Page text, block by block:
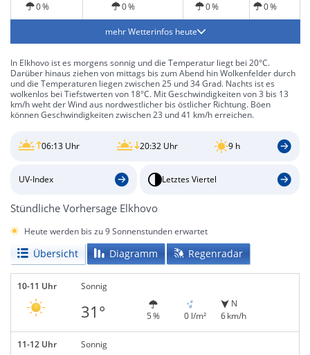
0 % 0 % 0 % 0 %
mehr Wetterinfos heute
In Elkhovo ist es morgens sonnig und die Temperatur liegt bei 20°C.
Darüber hinaus ziehen von mittags bis zum Abend hin Wolkenfelder durch
und die Temperaturen liegen zwischen 25 und 34 Grad. Nachts ist es
wolkenlos bei Tiefstwerten von 18°C. Mit Geschwindigkeiten von 3 bis 13
km/h weht der Wind aus nordwestlicher bis östlicher Richtung. Böen
können Geschwindigkeiten zwischen 23 und 41 km/h erreichen.
06:13 Uhr 20:32 Uhr 9 h
UV-Index Letztes Viertel
Stündliche Vorhersage Elkhovo
Heute werden bis zu 9 Sonnenstunden erwartet
Übersicht Diagramm Regenradar
10-11 Uhr Sonnig
31° 5 % 0 l/m²
N
6 km/h
11-12 Uhr Sonnig